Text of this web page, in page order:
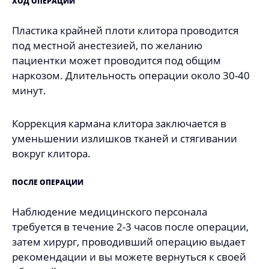
Пластика крайней плоти клитора проводится
под местной анестезией, по желанию
пациентки может проводится под общим
наркозом. Длительность операции около 30-40
минут.
Коррекция кармана клитора заключается в
уменьшении излишков тканей и стягивании
вокруг клитора.
ПОСЛЕ ОПЕРАЦИИ
Наблюдение медицинского персонала
требуется в течение 2-3 часов после операции,
затем хирург, проводивший операцию выдает
рекомендации и вы можете вернуться к своей